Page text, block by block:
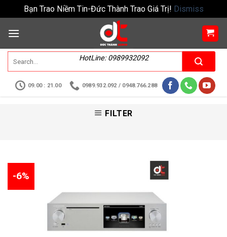
Bạn Trao Niềm Tin-Đức Thành Trao Giá Trị! Dismiss
HotLine: 0989932092
09.00 : 21.00 0989.932.092 / 0948.766.288
FILTER
-6%